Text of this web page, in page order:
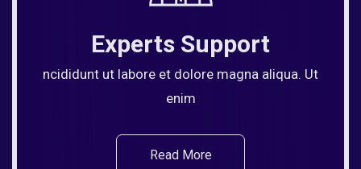
Experts Support
ncididunt ut labore et dolore magna aliqua. Ut
enim
Read More